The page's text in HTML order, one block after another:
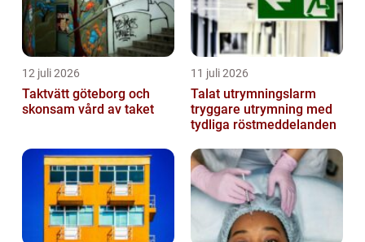
12 juli 2026
Taktvätt göteborg och
skonsam vård av taket
11 juli 2026
Talat utrymningslarm
tryggare utrymning med
tydliga röstmeddelanden